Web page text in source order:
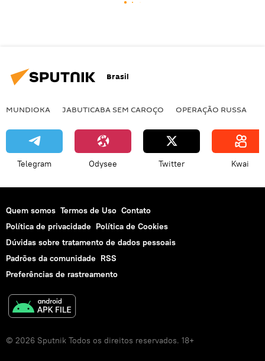
Brasil
MUNDIOKA JABUTICABA SEM CAROÇO OPERAÇÃO RUSSA
Telegram Odysee Twitter Kwai
Quem somos Termos de Uso Contato
Política de privacidade Política de Cookies
Dúvidas sobre tratamento de dados pessoais
Padrões da comunidade RSS
Preferências de rastreamento
© 2026 Sputnik Todos os direitos reservados. 18+